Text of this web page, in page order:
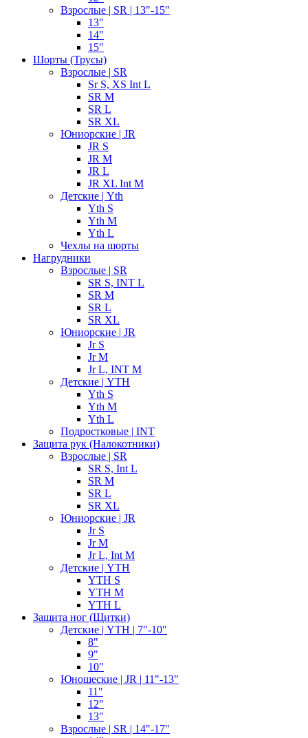
Взрослые | SR | 13"-15"
13"
14"
15"
Шорты (Трусы)
Взрослые | SR
Sr S, XS Int L
SR M
SR L
SR XL
Юниорские | JR
JR S
JR M
JR L
JR XL Int M
Детские | Yth
Yth S
Yth M
Yth L
Чехлы на шорты
Нагрудники
Взрослые | SR
SR S, INT L
SR M
SR L
SR XL
Юниорские | JR
Jr S
Jr M
Jr L, INT M
Детские | YTH
Yth S
Yth M
Yth L
Подростковые | INT
Защита рук (Налокотники)
Взрослые | SR
SR S, Int L
SR M
SR L
SR XL
Юниорские | JR
Jr S
Jr M
Jr L, Int M
Детские | YTH
YTH S
YTH M
YTH L
Защита ног (Щитки)
Детские | YTH | 7"-10"
8"
9"
10"
Юношеские | JR | 11"-13"
11"
12"
13"
Взрослые | SR | 14"-17"